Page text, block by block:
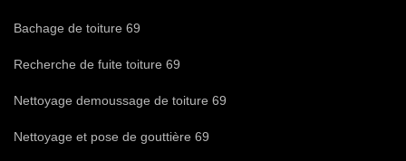
Bachage de toiture 69
Recherche de fuite toiture 69
Nettoyage demoussage de toiture 69
Nettoyage et pose de gouttière 69